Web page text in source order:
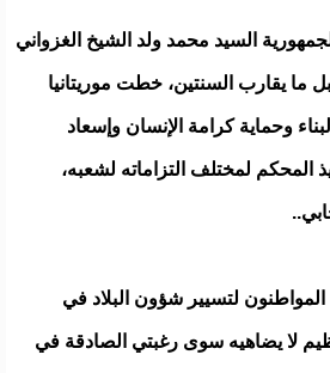
السيد محمد ولد الشيخ الغزواني
ما يقارب السنتين، خطت موريتانيا
وحماية كرامة الإنسان وإسعاد
المحكم لمختلف التزاماته لشعبه،
لتسيير شؤون البلاد في
لا يضاهيه سوى رغبتي الصادقة في